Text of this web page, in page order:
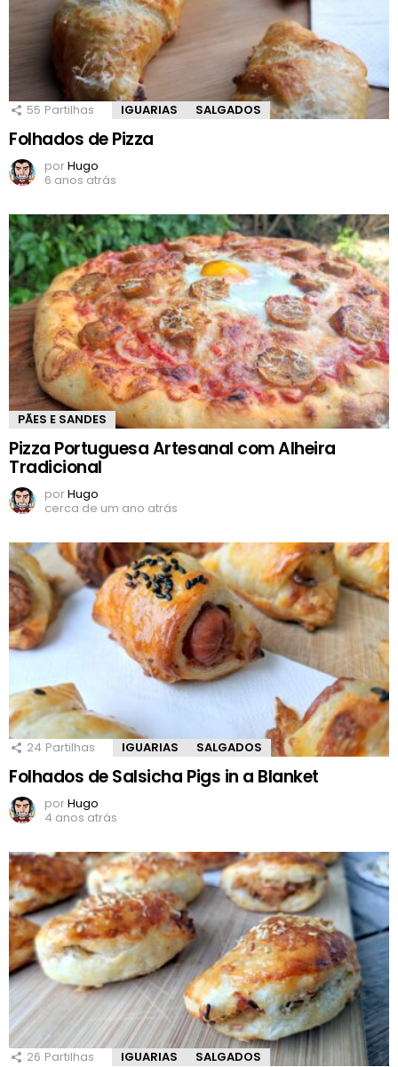
55 Partilhas IGUARIAS SALGADOS
Folhados de Pizza
porHugo
6 anos atrás
PÃES E SANDES
Pizza Portuguesa Artesanal com Alheira
Tradicional
porHugo
cerca de um ano atrás
24 Partilhas IGUARIAS SALGADOS
Folhados de Salsicha Pigs in a Blanket
porHugo
4 anos atrás
26 Partilhas IGUARIAS SALGADOS